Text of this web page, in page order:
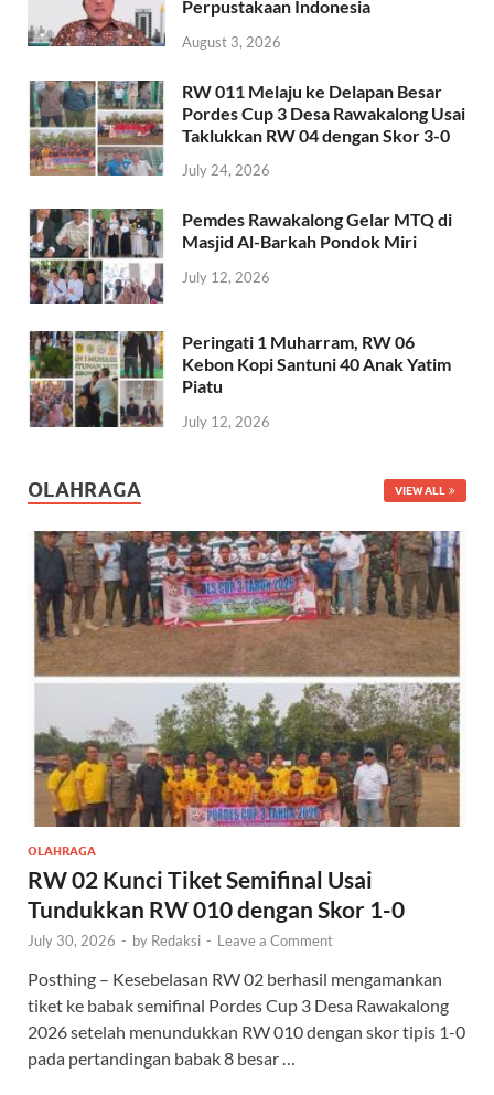
Perpustakaan Indonesia
August 3, 2026
RW 011 Melaju ke Delapan Besar
Pordes Cup 3 Desa Rawakalong Usai
Taklukkan RW 04 dengan Skor 3-0
July 24, 2026
Pemdes Rawakalong Gelar MTQ di
Masjid Al-Barkah Pondok Miri
July 12, 2026
Peringati 1 Muharram, RW 06
Kebon Kopi Santuni 40 Anak Yatim
Piatu
July 12, 2026
OLAHRAGA VIEW ALL
OLAHRAGA
RW 02 Kunci Tiket Semifinal Usai
Tundukkan RW 010 dengan Skor 1-0
July 30, 2026 - by Redaksi - Leave a Comment
Posthing – Kesebelasan RW 02 berhasil mengamankan
tiket ke babak semifinal Pordes Cup 3 Desa Rawakalong
2026 setelah menundukkan RW 010 dengan skor tipis 1-0
pada pertandingan babak 8 besar …